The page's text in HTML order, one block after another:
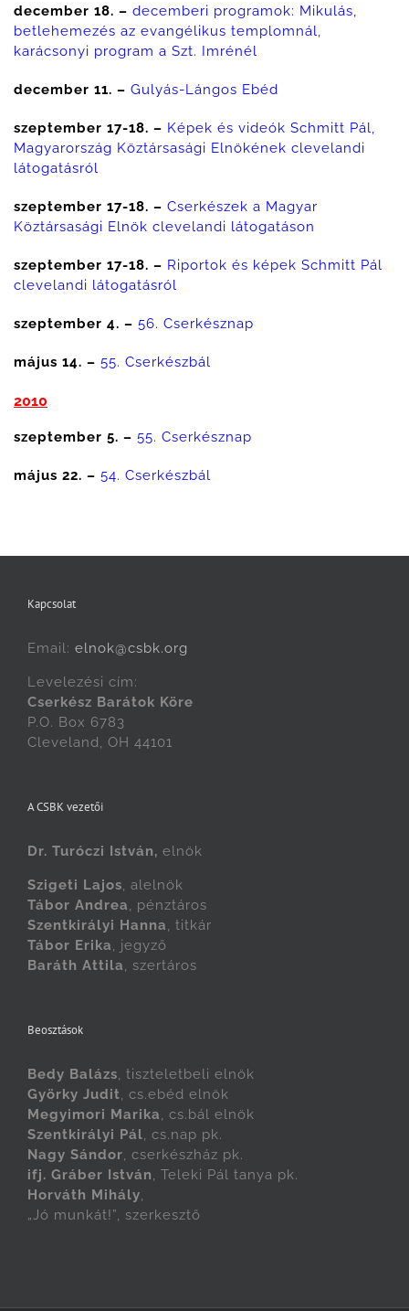
december 18. – decemberi programok: Mikulás,
betlehemezés az evangélikus templomnál,
karácsonyi program a Szt. Imrénél
december 11. – Gulyás-Lángos Ebéd
szeptember 17-18. – Képek és videók Schmitt Pál,
Magyarország Köztársasági Elnökének clevelandi
látogatásról
szeptember 17-18. – Cserkészek a Magyar
Köztársasági Elnök clevelandi látogatáson
szeptember 17-18. – Riportok és képek Schmitt Pál
clevelandi látogatásról
szeptember 4. – 56. Cserkésznap
május 14. – 55. Cserkészbál
2010
szeptember 5. – 55. Cserkésznap
május 22. – 54. Cserkészbál
Kapcsolat
Email: elnok@csbk.org
Levelezési cím:
Cserkész Barátok Köre
P.O. Box 6783
Cleveland, OH 44101
A CSBK vezetői
Dr. Turóczi István, elnök
Szigeti Lajos, alelnök
Tábor Andrea, pénztáros
Szentkirályi Hanna, titkár
Tábor Erika, jegyző
Baráth Attila, szertáros
Beosztások
Bedy Balázs, tiszteletbeli elnök
Györky Judit, cs.ebéd elnök
Megyimori Marika, cs.bál elnök
Szentkirályi Pál, cs.nap pk.
Nagy Sándor, cserkészház pk.
ifj. Gráber István, Teleki Pál tanya pk.
Horváth Mihály,
„Jó munkát!”, szerkesztő